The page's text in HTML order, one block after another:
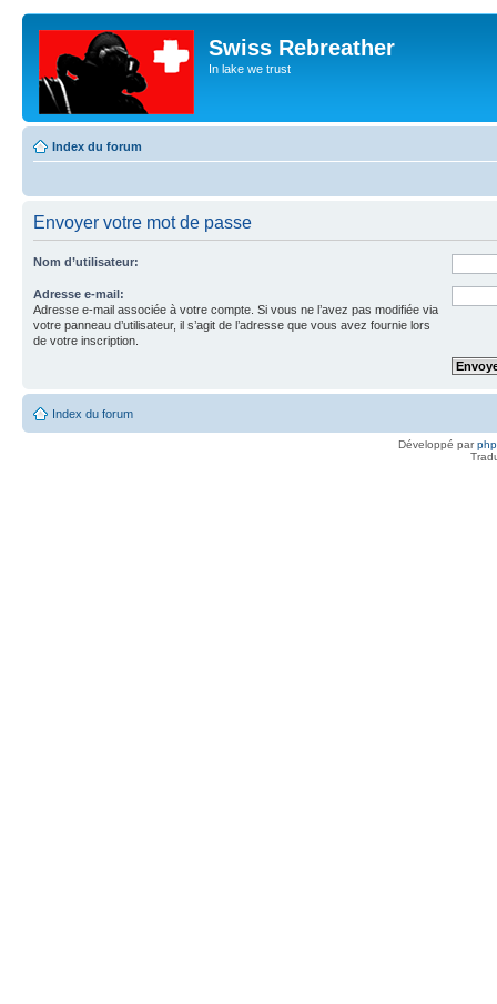
Swiss Rebreather
In lake we trust
Index du forum
Envoyer votre mot de passe
Nom d’utilisateur:
Adresse e-mail:
Adresse e-mail associée à votre compte. Si vous ne l’avez pas modifiée via
votre panneau d’utilisateur, il s’agit de l’adresse que vous avez fournie lors
de votre inscription.
Index du forum
Développé par